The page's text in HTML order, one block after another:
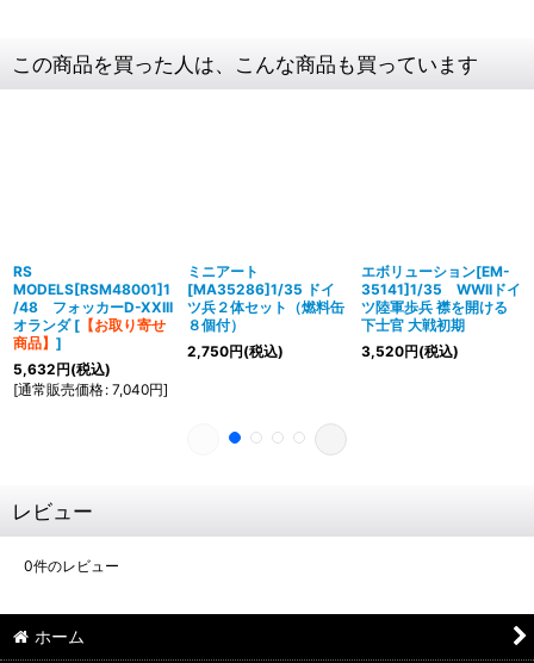
この商品を買った人は、こんな商品も買っています
RS
MODELS[RSM48001]1
/48 フォッカーD-XXIII
オランダ [ 【お取り寄せ
商品】 ]
5,632円(税込)
[通常販売価格: 7,040円]
ミニアート
[MA35286]1/35 ドイ
ツ兵２体セット（燃料缶
８個付）
2,750円(税込)
エボリューション[EM-
35141]1/35 WWIIドイ
ツ陸軍歩兵 襟を開ける
下士官 大戦初期
3,520円(税込)
レビュー
0件のレビュー
ホーム